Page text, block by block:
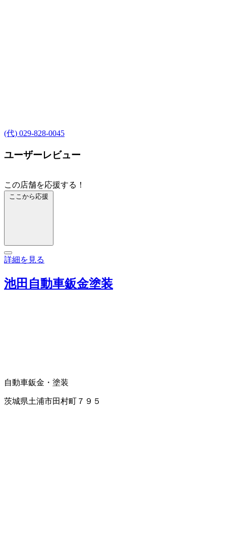
(代) 029-828-0045
ユーザーレビュー
この店舗を応援する！
ここから応援
詳細を見る
池田自動車鈑金塗装
自動車鈑金・塗装
茨城県土浦市田村町７９５